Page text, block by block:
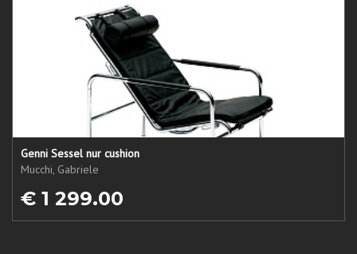
Genni Sessel nur cushion
Mucchi, Gabriele
€ 1 299.00